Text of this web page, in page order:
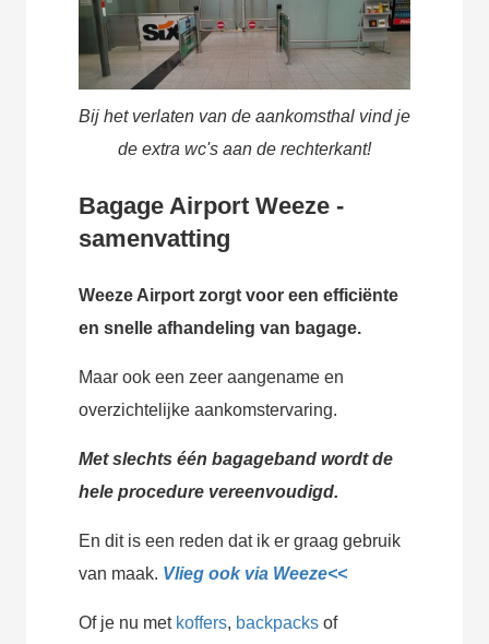
Bij het verlaten van de aankomsthal vind je
de extra wc's aan de rechterkant!
Bagage Airport Weeze -
samenvatting
Weeze Airport zorgt voor een efficiënte
en snelle afhandeling van bagage.
Maar ook een zeer aangename en
overzichtelijke aankomstervaring.
Met slechts één bagageband wordt de
hele procedure vereenvoudigd.
En dit is een reden dat ik er graag gebruik
van maak. Vlieg ook via Weeze<<
Of je nu met koffers, backpacks of